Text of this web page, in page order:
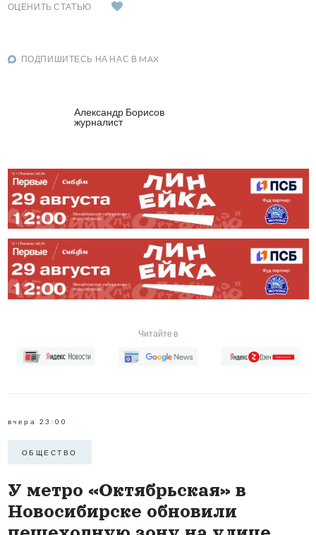
ОЦЕНИТЬ СТАТЬЮ
ПОДПИШИТЕСЬ НА НАС В MAX
Александр Борисов
журналист
Читайте в
вчера 23:00
ОБЩЕСТВО
У метро «Октябрьская» в
Новосибирске обновили